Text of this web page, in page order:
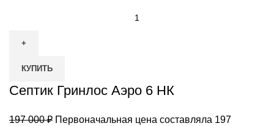
КУПИТЬ
Септик Гринлос Аэро 6 НК
197 000₽ Первоначальная цена составляла 197